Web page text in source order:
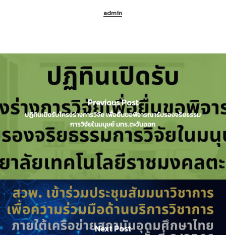
admin
Previous Post
ปฏิทินเปิดรับโครงร่างการวิจัย เพื่อยื่นขอพิจารณารับรองจริยธรรม
การวิจัยในมนุษย์ มทร.ตะวันออก
Next Post